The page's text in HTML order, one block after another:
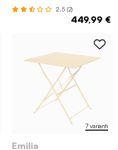
2.5 (2)
449,99 €
7 varianti
Emilia